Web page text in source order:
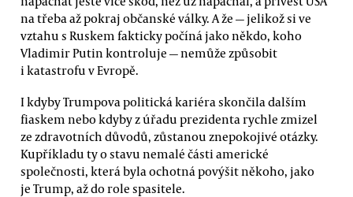
na třeba až pokraj občanské války. A že — jelikož si ve
vztahu s Ruskem fakticky počíná jako někdo, koho
Vladimir Putin kontroluje — nemůže způsobit
i katastrofu v Evropě.
I kdyby Trumpova politická kariéra skončila dalším
fiaskem nebo kdyby z úřadu prezidenta rychle zmizel
ze zdravotních důvodů, zůstanou znepokojivé otázky.
Kupříkladu ty o stavu nemalé části americké
společnosti, která byla ochotná povýšit někoho, jako
je Trump, až do role spasitele.